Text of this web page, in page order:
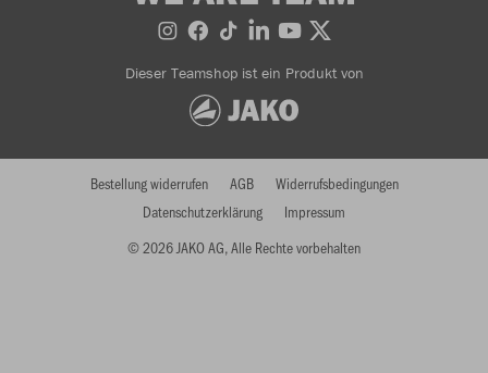
Dieser Teamshop ist ein Produkt von
© 2026 JAKO AG, Alle Rechte vorbehalten
Bestellung widerrufen AGB
Widerrufsbedingungen
Datenschutzerklärung
Impressum